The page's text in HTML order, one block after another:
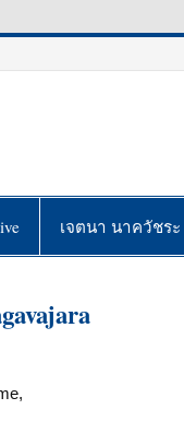
เจตนา นาควัชระ